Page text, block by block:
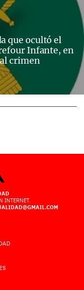
que ocultó el
Infante, en
crimen
INTERNET.